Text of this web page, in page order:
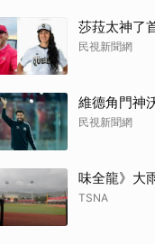
莎菈太神了
民視新聞網
維德角門神
民視新聞網
味全龍》大
TSNA